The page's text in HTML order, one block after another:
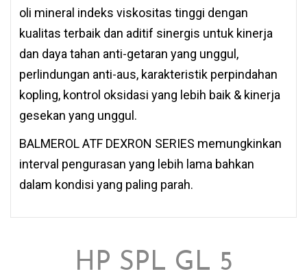
oli mineral indeks viskositas tinggi dengan
kualitas terbaik dan aditif sinergis untuk kinerja
dan daya tahan anti-getaran yang unggul,
perlindungan anti-aus, karakteristik perpindahan
kopling, kontrol oksidasi yang lebih baik & kinerja
gesekan yang unggul.
BALMEROL ATF DEXRON SERIES memungkinkan
interval pengurasan yang lebih lama bahkan
dalam kondisi yang paling parah.
HP SPL GL 5